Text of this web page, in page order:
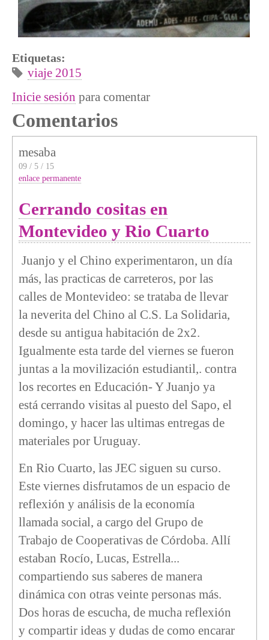
Etiquetas:
viaje 2015
Inicie sesión para comentar
Comentarios
mesaba
09 / 5 / 15
enlace permanente
Cerrando cositas en
Montevideo y Rio Cuarto
Juanjo y el Chino experimentaron, un día
más, las practicas de carreteros, por las
calles de Montevideo: se trataba de llevar
la neverita del Chino al C.S. La Solidaria,
desde su antigua habitación de 2x2.
Igualmente esta tarde del viernes se fueron
juntas a la movilización estudiantil,. contra
los recortes en Educación- Y Juanjo ya
está cerrando visitas al puesto del Sapo, el
domingo, y hacer las ultimas entregas de
materiales por Uruguay.
En Rio Cuarto, las JEC siguen su curso.
Este viernes disfrutamos de un espacio de
reflexión y análisis de la economía
llamada social, a cargo del Grupo de
Trabajo de Cooperativas de Córdoba. Allí
estaban Rocío, Lucas, Estrella...
compartiendo sus saberes de manera
dinámica con otras veinte personas más.
Dos horas de escucha, de mucha reflexión
y compartir ideas y dudas de como encarar